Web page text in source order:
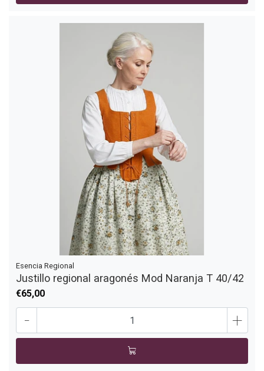
Esencia Regional
Justillo regional aragonés Mod Naranja T 40/42
€65,00
- +